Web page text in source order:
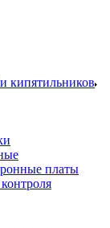
кипятильников
платы